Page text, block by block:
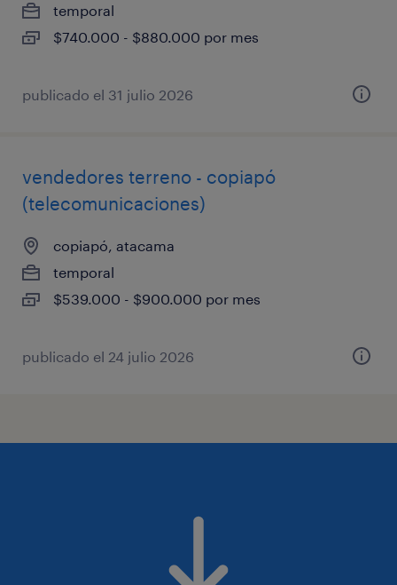
temporal
$740.000 - $880.000 por mes
publicado el 31 julio 2026
vendedores terreno - copiapó
(telecomunicaciones)
copiapó, atacama
temporal
$539.000 - $900.000 por mes
publicado el 24 julio 2026